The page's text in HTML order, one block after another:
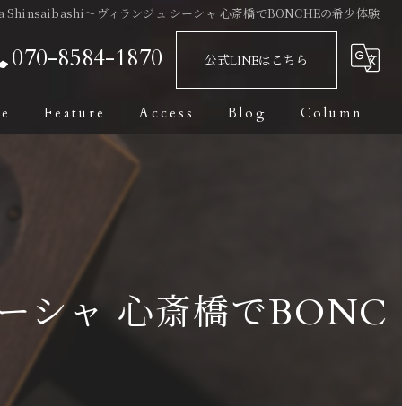
〜ヴィランジュ シーシャ 心斎橋でBONCHEの希少体験
070-8584-1870 公式LINEはこちら
Feature
Private Room
Dark Leaf
Access Blog Column
シャ 心斎橋でBONC